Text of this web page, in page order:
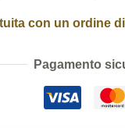
con un ordine
Pagamento